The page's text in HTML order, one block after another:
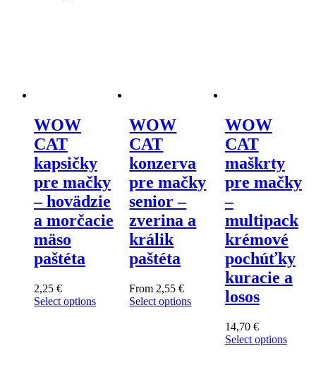
WOW
CAT
kapsičky
pre mačky
– hovädzie
a morčacie
mäso
paštéta
2,25 €
Select options
WOW
CAT
konzerva
pre mačky
senior –
zverina a
králik
paštéta
From 2,55€
Select options
WOW
CAT
maškrty
pre mačky
–
multipack
krémové
pochúťky
kuracie a
losos
14,70 €
Select options